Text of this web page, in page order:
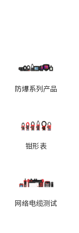
防爆系列产品
钳形表
网络电缆测试